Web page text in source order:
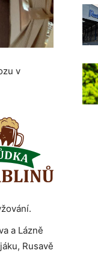
v
a Lázně
Rusavě